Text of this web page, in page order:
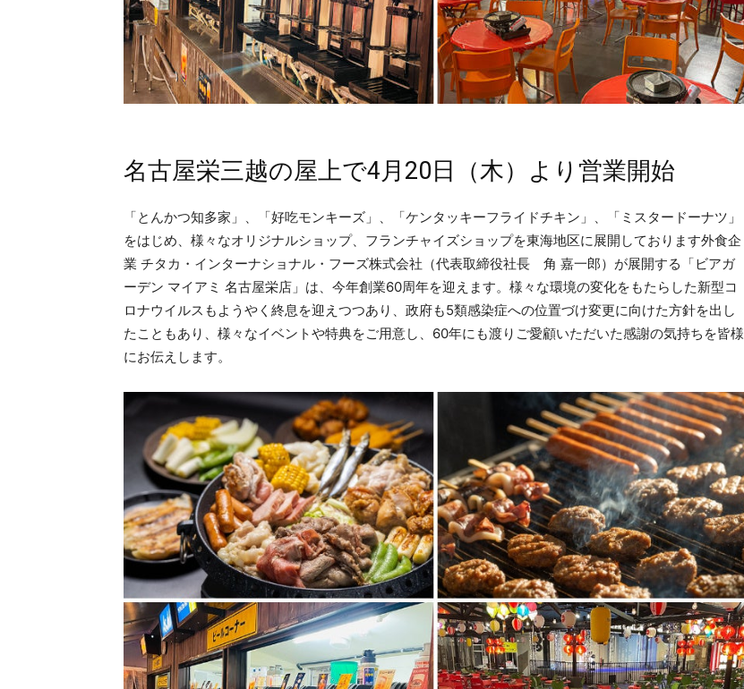
名古屋栄三越の屋上で4月20日（木）より営業開始
「とんかつ知多家」、「好吃モンキーズ」、「ケンタッキーフライドチキン」、「ミスタードーナツ」
をはじめ、様々なオリジナルショップ、フランチャイズショップを東海地区に展開しております外食企
業 チタカ・インターナショナル・フーズ株式会社（代表取締役社長 角 嘉一郎）が展開する「ビアガ
ーデン マイアミ 名古屋栄店」は、今年創業60周年を迎えます。様々な環境の変化をもたらした新型コ
ロナウイルスもようやく終息を迎えつつあり、政府も5類感染症への位置づけ変更に向けた方針を出し
たこともあり、様々なイベントや特典をご用意し、60年にも渡りご愛顧いただいた感謝の気持ちを皆様
にお伝えします。